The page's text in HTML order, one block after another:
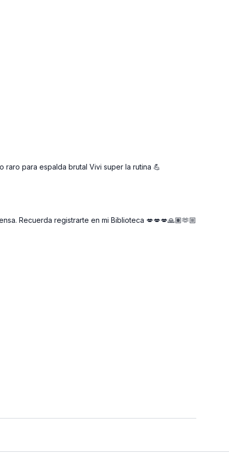
para espalda brutal Vivi super la rutina 💪
Recuerda registrarte en mi Biblioteca 💋💋💋🙏🏽🫶🏼